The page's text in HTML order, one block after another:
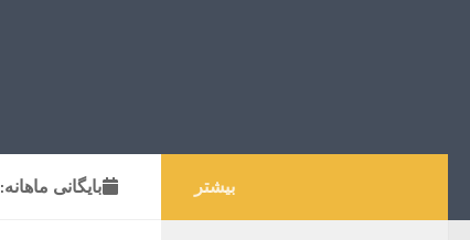
بایگانی‌ ماهانه: بیشتر